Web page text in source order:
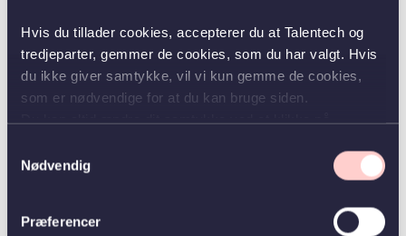
Hvis du tillader cookies, accepterer du at Talentech og
tredjeparter, gemmer de cookies, som du har valgt. Hvis
du ikke giver samtykke, vil vi kun gemme de cookies,
som er nødvendige for at du kan bruge siden.
Nødvendig
Præferencer